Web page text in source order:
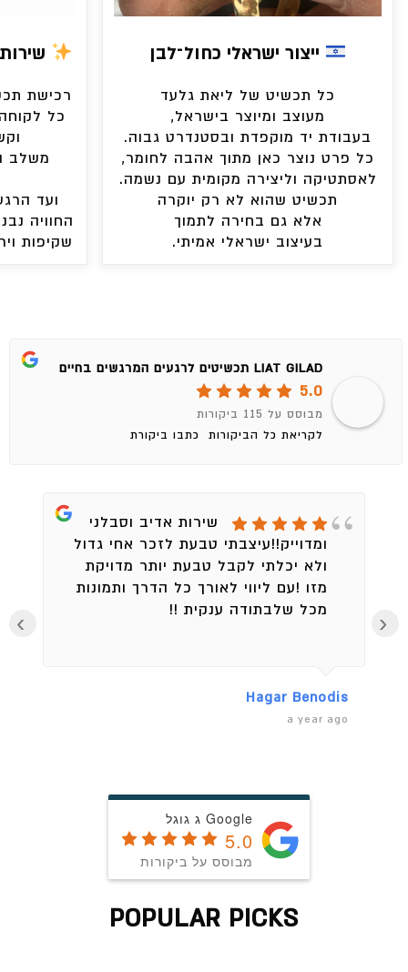
ייצור ישראלי כחול־לבן
כל תכשיט של ליאת גלעד
מעוצב ומיוצר בישראל,
בעבודת יד מוקפדת ובסטנדרט גבוה.
כל פרט נוצר כאן מתוך אהבה לחומר,
לאסתטיקה וליצירה מקומית עם נשמה.
תכשיט שהוא לא רק יוקרה
אלא גם בחירה לתמוך
בעיצוב ישראלי אמיתי.
רכישת
כל
משלב
ועד
החוויה
שקיפות
LIAT GILAD תכשיטים לרגעים המרגשים בחיים
5.0
מבוסס על 115 ביקורות
לקריאת כל הביקורות
כתבו ביקורת
שירות אדיב וסבלני
ומדוייק!!עיצבתי טבעת לזכר אחי גדול
ולא יכלתי לקבל טבעת יותר מדויקת
מזו !עם ליווי לאורך כל הדרך ותמונות
מכל שלבתודה ענקית !!
Hagar Benodis
a year ago
‹
›
Google ג גוגל
5.0
מבוסס על ביקורות
POPULAR PICKS